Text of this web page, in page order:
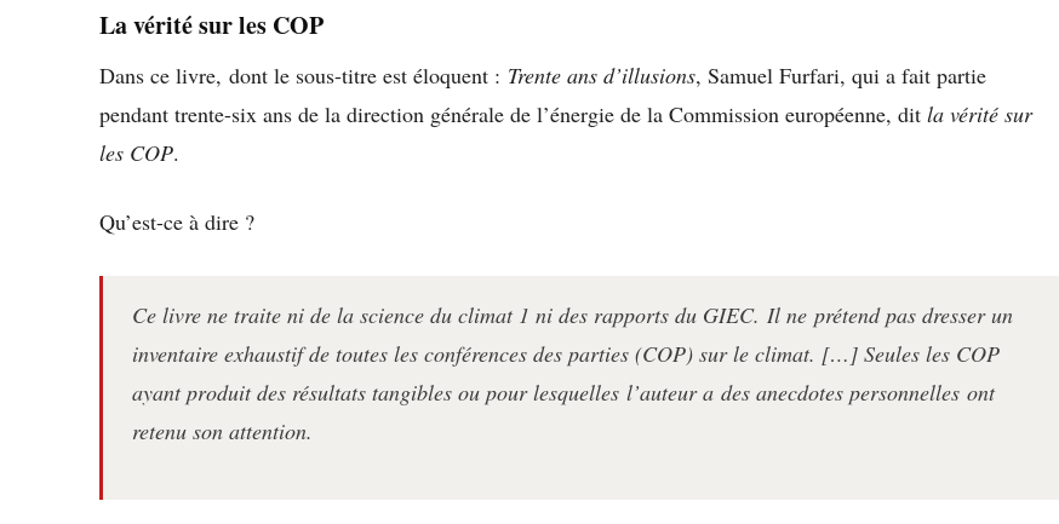
La vérité sur les COP
Dans ce livre, dont le sous-titre est éloquent : Trente ans d’illusions, Samuel Furfari, qui a fait partie
pendant trente-six ans de la direction générale de l’énergie de la Commission européenne, dit la vérité sur
les COP.
Qu’est-ce à dire ?
Ce livre ne traite ni de la science du climat1 ni des rapports du GIEC. Il ne prétend pas dresser un
inventaire exhaustif de toutes les conférences des parties (COP) sur le climat. […] Seules les COP
ayant produit des résultats tangibles ou pour lesquelles l’auteur a des anecdotes personnelles ont
retenu son attention.